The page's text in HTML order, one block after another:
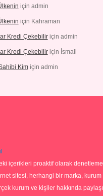
için admin
için Kahraman
Kredi Çekebiliriçin admin
Kredi Çekebiliriçin İsmail
Kimiçin admin
içerikleri proaktif olarak
sitesi, herhangi bir marka, kurum
kurum ve kişiler hakkında